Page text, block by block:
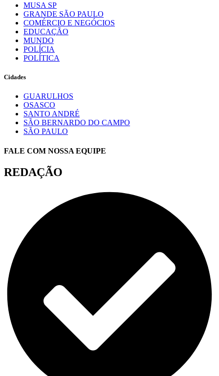
MUSA SP
GRANDE SÃO PAULO
COMÉRCIO E NEGÓCIOS
EDUCAÇÃO
MUNDO
POLÍCIA
POLÍTICA
Cidades
GUARULHOS
OSASCO
SANTO ANDRÉ
SÃO BERNARDO DO CAMPO
SÃO PAULO
FALE COM NOSSA EQUIPE
REDAÇÃO